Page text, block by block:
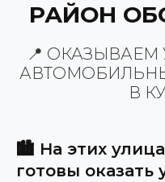
РАЙОН
📍 ОКАЗЫВАЕМ
В
🏙️ На этих
готовы оказать